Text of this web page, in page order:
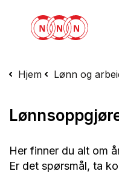
Hjem Lønn og
Her finner du alt om
Er det spørsmål, ta